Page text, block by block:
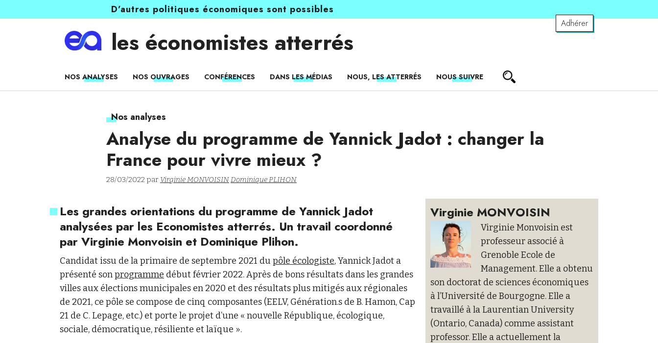
D’autres politiques économiques sont possibles
Adhérer
les économistes atterrés
NOS ANALYSES NOS OUVRAGES CONFÉRENCES DANS LES MÉDIAS NOUS, LES ATTERRÉS NOUS SUIVRE
Nos analyses
Analyse du programme de Yannick Jadot : changer la
France pour vivre mieux ?
28/03/2022 par Virginie MONVOISINDominique PLIHON
Les grandes orientations du programme de Yannick Jadot
analysées par les Economistes atterrés. Un travail coordonné
par Virginie Monvoisin et Dominique Plihon.
Candidat issu de la primaire de septembre 2021 du pôle écologiste, Yannick Jadot a
présenté sonprogramme début février 2022. Après de bons résultats dans les grandes
villes aux élections municipales en 2020 et des résultats plus mitigés aux régionales
de 2021, ce pôle se compose de cinq composantes (EELV, Génération.s de B. Hamon, Cap
21 de C. Lepage, etc.) et porte le projet d’une « nouvelle République, écologique,
sociale, démocratique, résiliente et laïque ».
Virginie MONVOISIN
Virginie Monvoisin est
professeur associé à
Grenoble Ecole de
Management. Elle a obtenu
son doctorat de sciences économiques
à l’Université de Bourgogne. Elle a
travaillé à la Laurentian University
(Ontario, Canada) comme assistant
professor. Elle a actuellement la